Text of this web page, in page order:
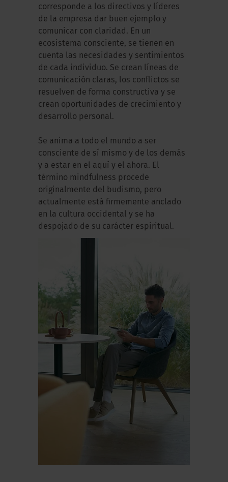
corresponde a los directivos y líderes
de la empresa dar buen ejemplo y
comunicar con claridad. En un
ecosistema consciente, se tienen en
cuenta las necesidades y sentimientos
de cada individuo. Se crean líneas de
comunicación claras, los conflictos se
resuelven de forma constructiva y se
crean oportunidades de crecimiento y
desarrollo personal.
Se anima a todo el mundo a ser
consciente de sí mismo y de los demás
y a estar en el aquí y el ahora. El
término mindfulness procede
originalmente del budismo, pero
actualmente está firmemente anclado
en la cultura occidental y se ha
despojado de su carácter espiritual.